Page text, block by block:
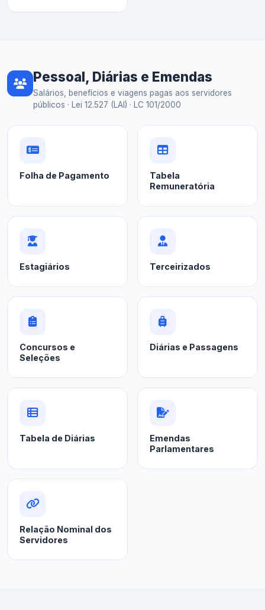
Pessoal, Diárias e Emendas
Salários, benefícios e viagens pagas aos servidores
públicos · Lei 12.527 (LAI) · LC 101/2000
Folha de Pagamento
Tabela
Remuneratória
Estagiários Terceirizados
Concursos e
Seleções
Diárias e Passagens
Tabela de Diárias
Emendas
Parlamentares
Relação Nominal dos
Servidores